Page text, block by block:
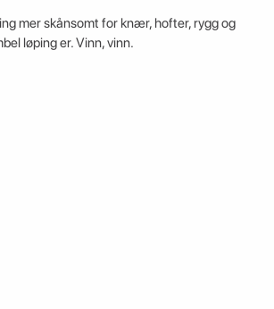
mer skånsomt for knær, hofter, rygg og
løping er. Vinn, vinn.